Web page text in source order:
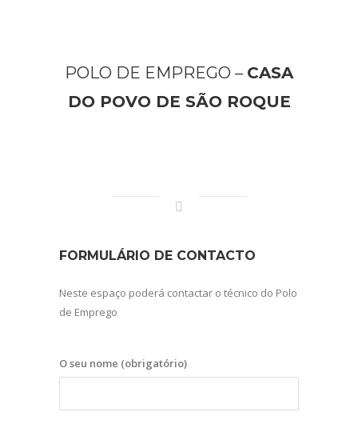
POLO DE EMPREGO – CASA
DO POVO DE SÃO ROQUE
FORMULÁRIO DE CONTACTO
Neste espaço poderá contactar o técnico do Polo
de Emprego
O seu nome (obrigatório)